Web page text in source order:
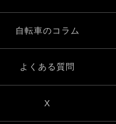
自転車のコラム
よくある質問
X